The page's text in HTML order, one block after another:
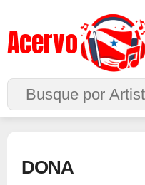
Acervo
Buscar no Site
DONA